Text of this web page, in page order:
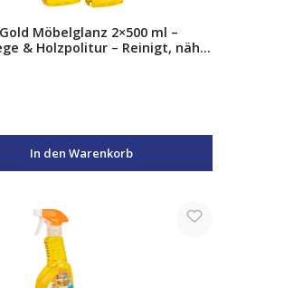
Gold Möbelglanz 2×500 ml –
& Holzpolitur – Reinigt, nährt
Preis:
In den Warenkorb